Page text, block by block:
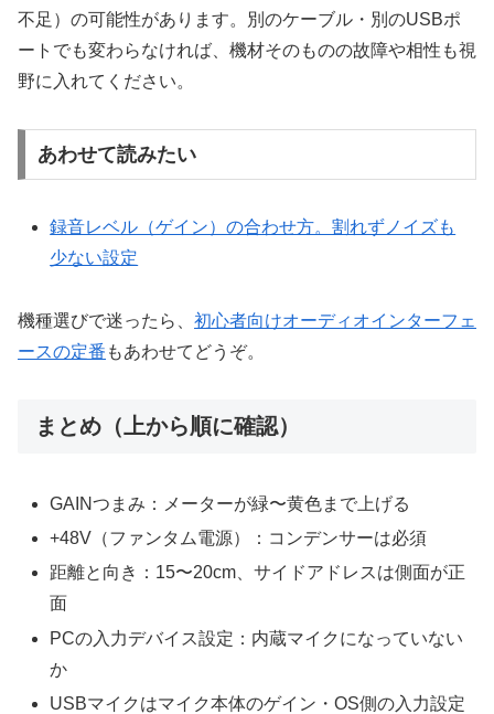
不足）の可能性があります。別のケーブル・別のUSBポ
ートでも変わらなければ、機材そのものの故障や相性も視
野に入れてください。
あわせて読みたい
録音レベル（ゲイン）の合わせ方。割れずノイズも
少ない設定
機種選びで迷ったら、 初心者向けオーディオインターフェ
ースの定番 もあわせてどうぞ。
まとめ（上から順に確認）
GAINつまみ：メーターが緑〜黄色まで上げる
+48V（ファンタム電源）：コンデンサーは必須
距離と向き：15〜20cm、サイドアドレスは側面が正
面
PCの入力デバイス設定：内蔵マイクになっていない
か
USBマイクはマイク本体のゲイン・OS側の入力設定